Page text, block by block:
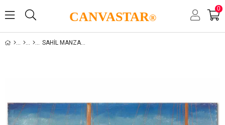
CANVASTAR®
0
SAHIL MANZARALARI